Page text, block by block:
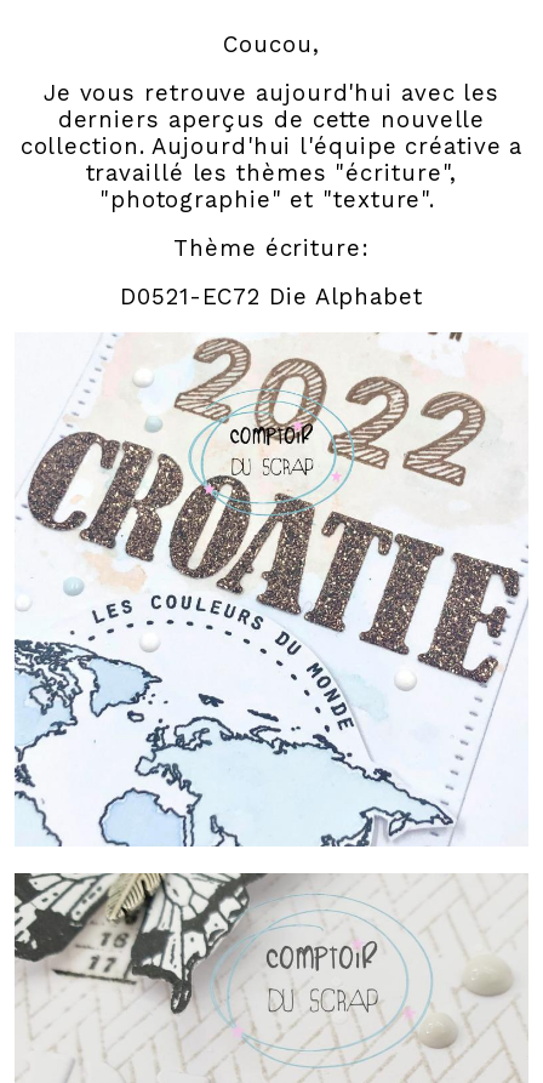
Coucou,
Je vous retrouve aujourd'hui avec les
derniers aperçus de cette nouvelle
collection. Aujourd'hui l'équipe créative a
travaillé les thèmes "écriture",
"photographie" et "texture".
Thème écriture:
D0521-EC72 Die Alphabet